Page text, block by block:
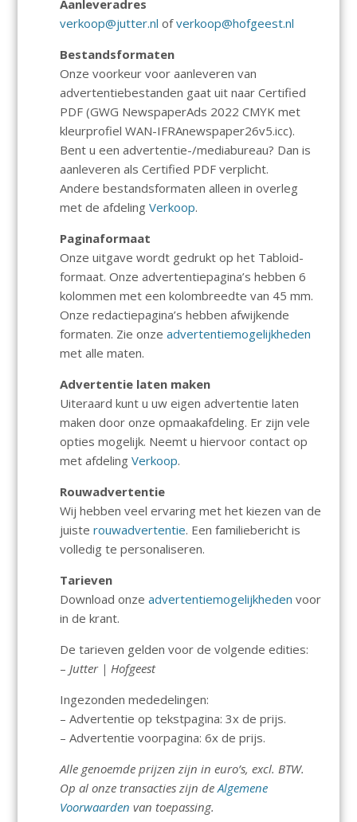
k p
Aanleveradres
verkoop@jutter.nl ofverkoop@hofgeest.nl
Bestandsformaten
Onze voorkeur voor aanleveren van
advertentiebestanden gaat uit naar Certified
PDF (GWG NewspaperAds 2022 CMYK met
kleurprofiel WAN-IFRAnewspaper26v5.icc).
Bent u een advertentie-/mediabureau? Dan is
aanleveren als Certified PDF verplicht.
Andere bestandsformaten alleen in overleg
met de afdeling Verkoop.
Paginaformaat
Onze uitgave wordt gedrukt op het Tabloid-
formaat. Onze advertentiepagina’s hebben 6
kolommen met een kolombreedte van 45 mm.
Onze redactiepagina’s hebben afwijkende
formaten. Zie onze advertentiemogelijkheden
met alle maten.
Advertentie laten maken
Uiteraard kunt u uw eigen advertentie laten
maken door onze opmaakafdeling. Er zijn vele
opties mogelijk. Neemt u hiervoor contact op
met afdeling Verkoop.
Rouwadvertentie
Wij hebben veel ervaring met het kiezen van de
juiste rouwadvertentie. Een familiebericht is
volledig te personaliseren.
Tarieven
Download onze advertentiemogelijkheden voor
in de krant.
De tarieven gelden voor de volgende edities:
– Jutter | Hofgeest
Ingezonden mededelingen:
– Advertentie op tekstpagina: 3x de prijs.
– Advertentie voorpagina: 6x de prijs.
Alle genoemde prijzen zijn in euro’s, excl. BTW.
Op al onze transacties zijn de Algemene
Voorwaarden van toepassing.